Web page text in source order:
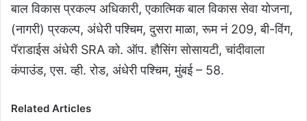
बाल विकास प्रकल्प अधिकारी, एकात्मिक बाल विकास सेवा योजना,
(नागरी) प्रकल्प, अंधेरी पश्चिम, दुसरा माळा, रूम नं 209, बी-विंग,
पॅराडाईस अंधेरी SRA को. ऑप. हौसिंग सोसायटी, चांदीवाला
कंपाउंड, एस. व्ही. रोड, अंधेरी पश्चिम, मुंबई – 58.
Related Articles